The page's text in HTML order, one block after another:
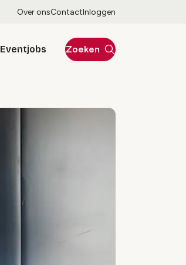
Over onsContactInloggen
Eventjobs Zoeken